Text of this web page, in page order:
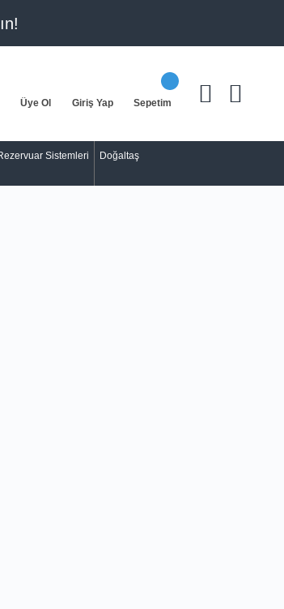
Üye Ol Giriş Yap Sepetim
Sistemleri Doğaltaş